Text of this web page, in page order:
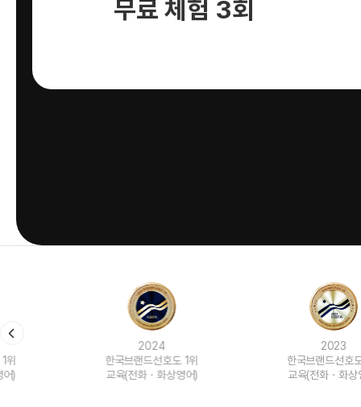
무료 체험 3회
한국브랜드선호도 1위
교육(전화ㆍ화상영어)
한국브랜드선호도 1위
교육(전화ㆍ화상영어)